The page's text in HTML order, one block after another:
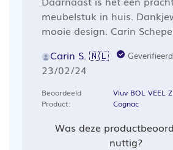
meubelstuk in huis.
mooie design. Carin
Carin S. 🇳🇱
Publicatiedatum
23/02/24
Beoordeeld
Product:
Vluv BOL VEEL
Cognac
Was deze
nuttig?